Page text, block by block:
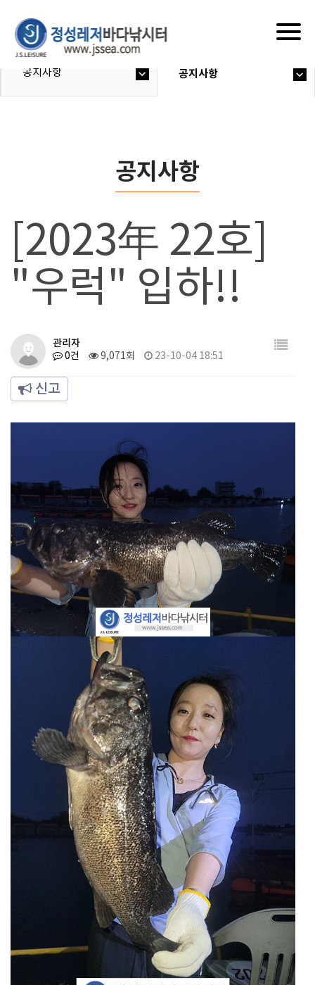
공지사항 공지사항
공지사항
[2023年 22호]
"우럭" 입하!!
관리자
0건 9,071회 23-10-04 18:51
신고